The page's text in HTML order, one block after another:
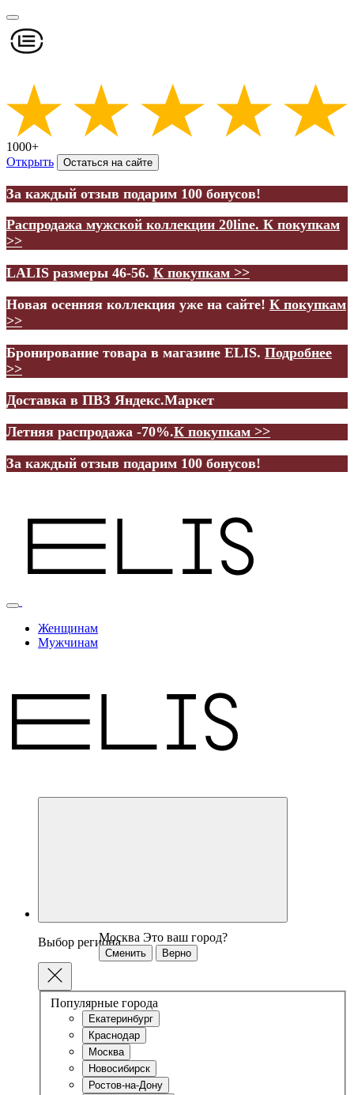
1000+
Открыть
Остаться на сайте
За каждый отзыв подарим 100 бонусов!
Распродажа мужской коллекции 20line. К покупкам
>>
LALIS размеры 46-56. К покупкам >>
Новая осенняя коллекция уже на сайте! К покупкам
>>
Бронирование товара в магазине ELIS. Подробнее
>>
Доставка в ПВЗ Яндекс.Маркет
Летняя распродажа -70%.К покупкам >>
За каждый отзыв подарим 100 бонусов!
Женщинам
Мужчинам
Выбор региона
Популярные города
Екатеринбург
Краснодар
Москва
Новосибирск
Ростов-на-Дону
Москва Это ваш город?
Сменить Верно